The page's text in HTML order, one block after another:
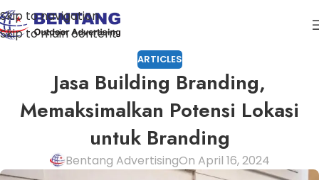
Skip to navigation
Skip to main content
ARTICLES
Jasa Building Branding,
Memaksimalkan Potensi Lokasi
untuk Branding
Bentang AdvertisingOn April 16, 2024